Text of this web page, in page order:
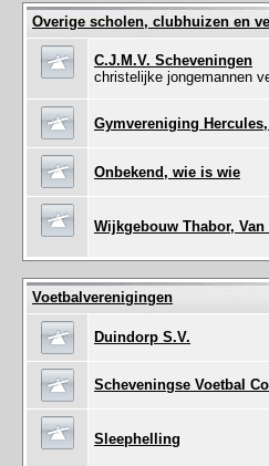
Overige scholen, clubhuizen en
C.J.M.V. Scheveningen
christelijke jongemannen
Gymvereniging
Onbekend, wie is wie
Wijkgebouw Thabor, Van
Voetbalverenigingen
Duindorp S.V.
Scheveningse Voetbal
Sleephelling